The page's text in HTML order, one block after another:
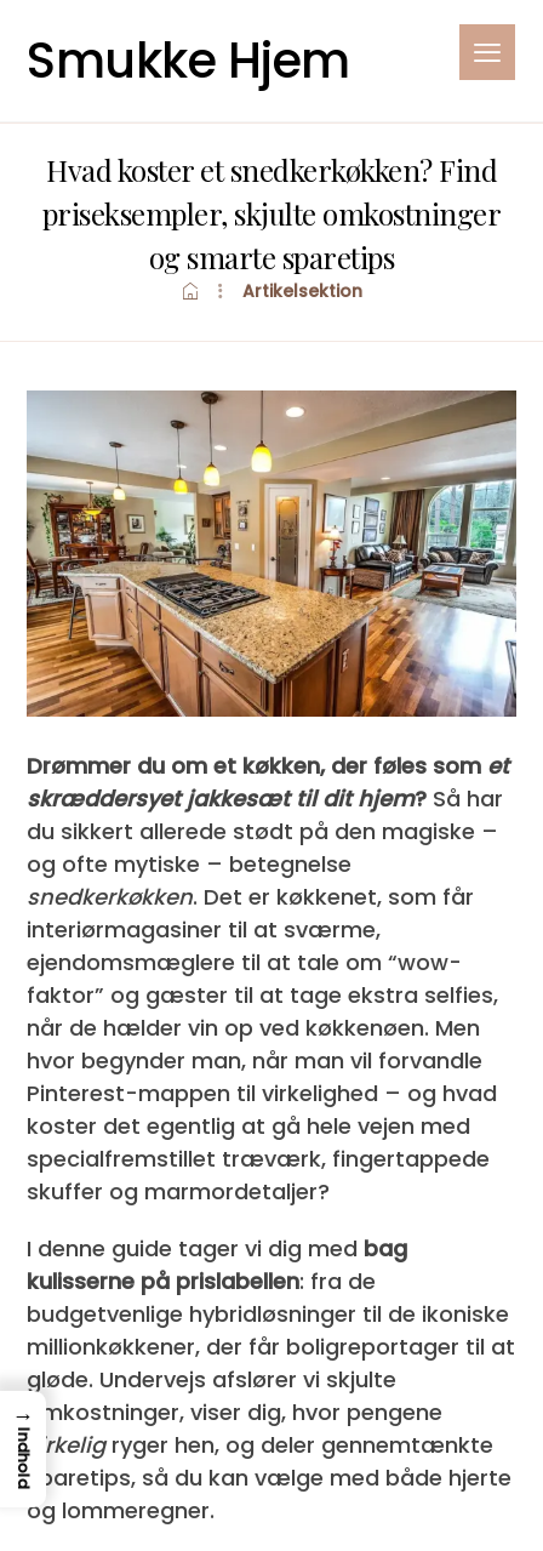
Smukke Hjem
Hvad koster et snedkerkøkken? Find
priseksempler, skjulte omkostninger
og smarte sparetips
Artikelsektion
Drømmer du om et køkken, der føles som et
skræddersyet jakkesæt til dit hjem? Så har
du sikkert allerede stødt på den magiske –
og ofte mytiske – betegnelse
snedkerkøkken. Det er køkkenet, som får
interiørmagasiner til at sværme,
ejendomsmæglere til at tale om “wow-
faktor” og gæster til at tage ekstra selfies,
når de hælder vin op ved køkkenøen. Men
hvor begynder man, når man vil forvandle
Pinterest-mappen til virkelighed – og hvad
koster det egentlig at gå hele vejen med
specialfremstillet træværk, fingertappede
skuffer og marmordetaljer?
I denne guide tager vi dig med bag
kulisserne på pris­labellen: fra de
budgetvenlige hybridløsninger til de ikoniske
millionkøkkener, der får boligreportager til at
gløde. Undervejs afslører vi skjulte
omkostninger, viser dig, hvor pengene
virkeligryger hen, og deler gennemtænkte
sparetips, så du kan vælge med både hjerte
og lommeregner.
→
Indhold